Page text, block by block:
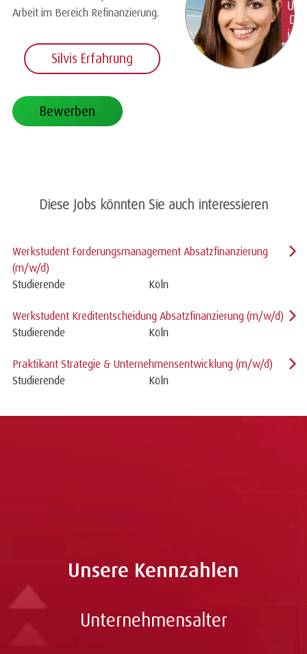
Arbeit im Bereich Refinanzierung.
Silvis Erfahrung
Bewerben
Diese Jobs könnten Sie auch interessieren
Werkstudent Forderungsmanagement Absatzfinanzierung
(m/w/d)
Studierende
Köln
Werkstudent Kreditentscheidung Absatzfinanzierung (m/w/d)
Studierende
Köln
Praktikant Strategie & Unternehmensentwicklung (m/w/d)
Studierende
Köln
Unsere Kennzahlen
Unternehmensalter